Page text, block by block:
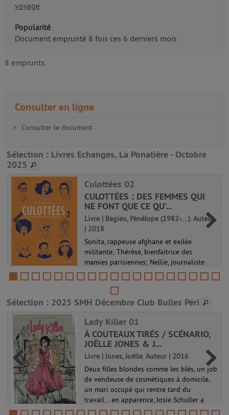
voyage
Popularité
Document emprunté 8 fois ces 6 derniers mois
8 emprunts.
Consulter en ligne
Consulter le document
Sélection : Livres Echanges, La Ponatière - Octobre
2025
Culottées 02
CULOTTÉES : DES FEMMES QUI
NE FONT QUE CE QU'...
Livre | Bagieu, Pénélope (1982-....). Auteur
| 2018
Sonita, rappeuse afghane et exilée
militante; Thérèse, bienfaitrice des
mamies parisiennes; Nellie, journaliste
d'investigation au XIXe siècle; Cheryl,
athlète marathonienne; Phulan, reine des
bandits et figure des opprimés en Ind...
Culottées 02
Sélection : 2025 SMH Décembre Club Bulles Péri
Lady Killer 01
À COUTEAUX TIRÉS / SCÉNARIO,
JOËLLE JONES & J...
Livre | Jones, Joëlle. Auteur | 2016
Deux filles blondes comme les blés, un job
de vendeuse de cosmétiques à domicile,
un mari occupé qui rentre tard du
travail... en apparence, Josie Schuller a
tout de la mère de famille idéale. Mais elle